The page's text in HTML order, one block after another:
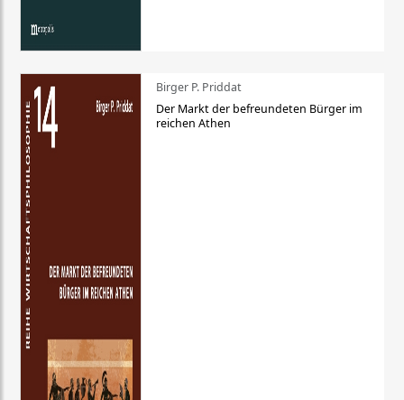
Birger P. Priddat
Der Markt der befreundeten Bürger im
reichen Athen